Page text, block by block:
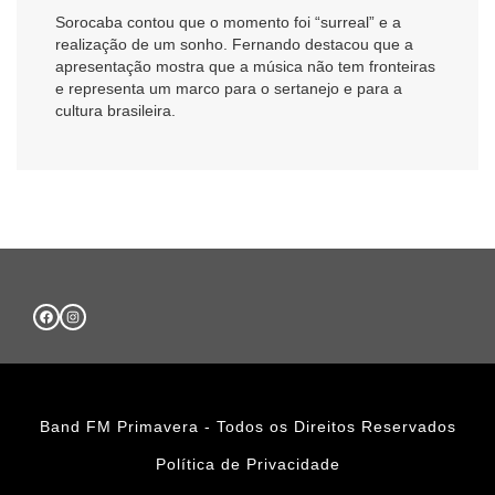
Sorocaba contou que o momento foi “surreal” e a
realização de um sonho. Fernando destacou que a
apresentação mostra que a música não tem fronteiras
e representa um marco para o sertanejo e para a
cultura brasileira.
Band FM Primavera - Todos os Direitos Reservados
Política de Privacidade